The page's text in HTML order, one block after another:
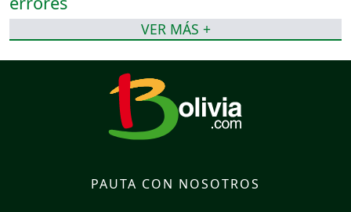
VER MÁS +
PAUTA CON NOSOTROS